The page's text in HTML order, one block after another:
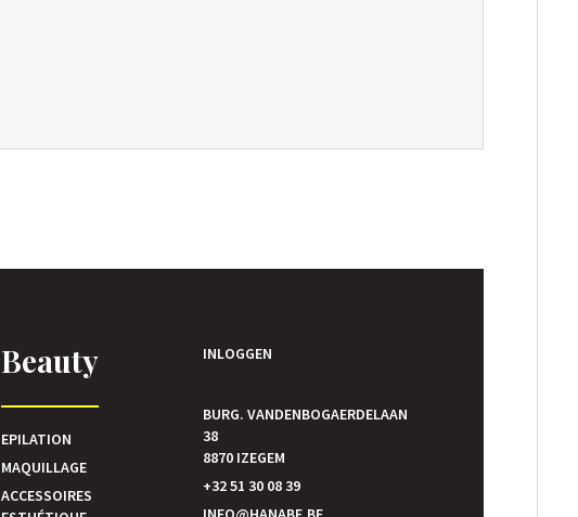
Beauty
EPILATION
MAQUILLAGE
ACCESSOIRES
INLOGGEN
BURG. VANDENBOGAERDELAAN
38
8870 IZEGEM
+32 51 30 08 39